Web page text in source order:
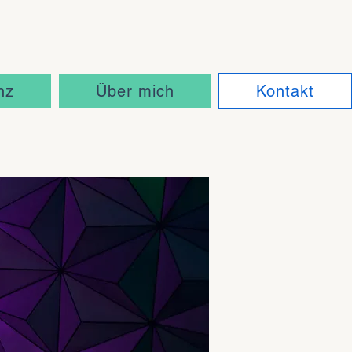
Über mich Kontakt